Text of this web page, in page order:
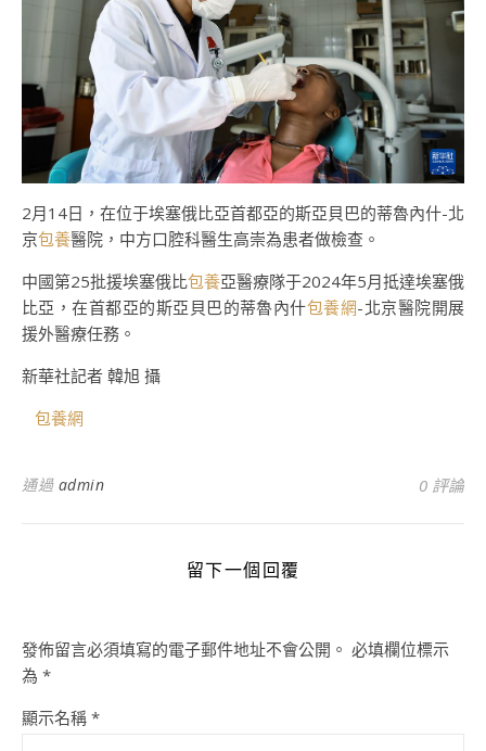
2月14日，在位于埃塞俄比亞首都亞的斯亞貝巴的蒂魯內什-北
京包養醫院，中方口腔科醫生高崇為患者做檢查。
中國第25批援埃塞俄比包養亞醫療隊于2024年5月抵達埃塞俄
比亞，在首都亞的斯亞貝巴的蒂魯內什包養網-北京醫院開展
援外醫療任務。
新華社記者 韓旭 攝
包養網
通過 admin 0 評論
留下一個回覆
發佈留言必須填寫的電子郵件地址不會公開。 必填欄位標示
為 *
顯示名稱 *